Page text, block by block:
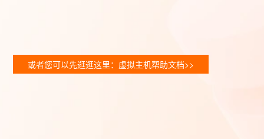
或者您可以先逛逛这里：虚拟主机帮助文档>>